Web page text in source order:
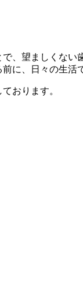
、望ましくな
に、日々の生
おります。